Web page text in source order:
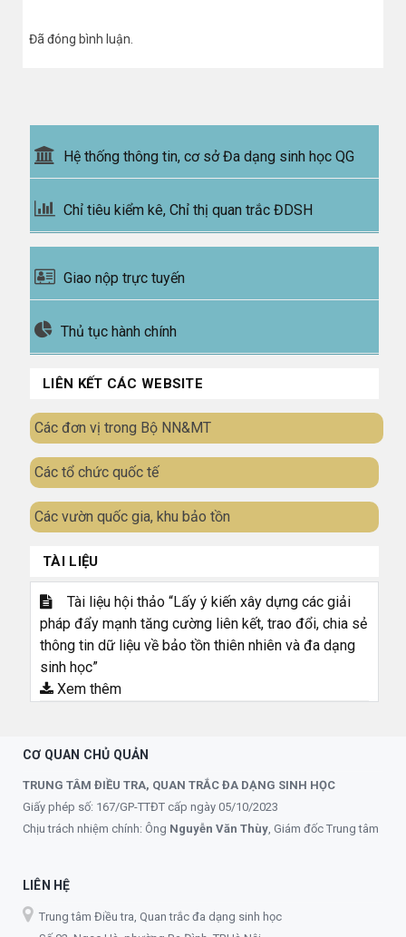
Đã đóng bình luận.
Hệ thống thông tin, cơ sở Đa dạng sinh học QG
Chỉ tiêu kiểm kê, Chỉ thị quan trắc ĐDSH
Giao nộp trực tuyến
Thủ tục hành chính
LIÊN KẾT CÁC WEBSITE
Các đơn vị trong Bộ NN&MT
Các tổ chức quốc tế
Các vườn quốc gia, khu bảo tồn
TÀI LIỆU
Tài liệu hội thảo “Lấy ý kiến xây dựng các giải
pháp đẩy mạnh tăng cường liên kết, trao đổi, chia sẻ
thông tin dữ liệu về bảo tồn thiên nhiên và đa dạng
sinh học”
Xem thêm
CƠ QUAN CHỦ QUẢN
TRUNG TÂM ĐIỀU TRA, QUAN TRẮC ĐA DẠNG SINH HỌC
Giấy phép số: 167/GP-TTĐT cấp ngày 05/10/2023
Chịu trách nhiệm chính: Ông Nguyễn Văn Thùy , Giám đốc Trung tâm
LIÊN HỆ
Trung tâm Điều tra, Quan trắc đa dạng sinh học